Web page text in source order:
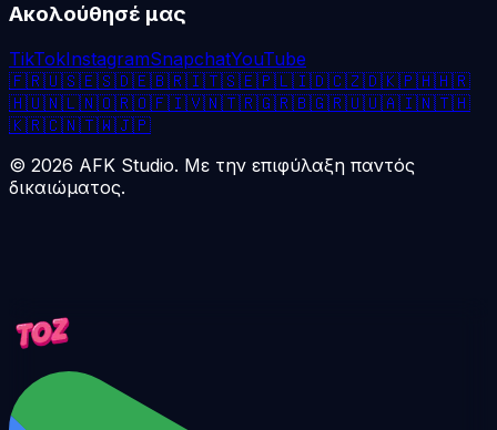
Ακολούθησέ μας
TikTokInstagramSnapchatYouTube
🇫🇷🇺🇸🇪🇸🇩🇪🇧🇷🇮🇹🇸🇪🇵🇱🇮🇩🇨🇿🇩🇰🇵🇭🇭🇷
🇭🇺🇳🇱🇳🇴🇷🇴🇫🇮🇻🇳🇹🇷🇬🇷🇧🇬🇷🇺🇺🇦🇮🇳🇹🇭
🇰🇷🇨🇳🇹🇼🇯🇵
© 2026 AFK Studio. Με την επιφύλαξη παντός
δικαιώματος.